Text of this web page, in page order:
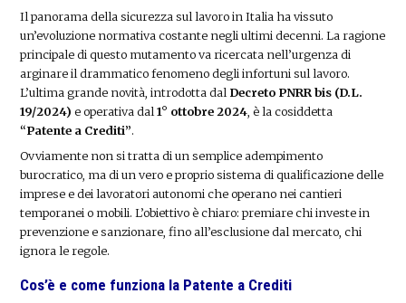
Il panorama della sicurezza sul lavoro in Italia ha vissuto
un’evoluzione normativa costante negli ultimi decenni. La ragione
principale di questo mutamento va ricercata nell’urgenza di
arginare il drammatico fenomeno degli infortuni sul lavoro.
L’ultima grande novità, introdotta dal Decreto PNRR bis (D.L.
19/2024) e operativa dal1° ottobre 2024 , è la cosiddetta
“Patente a Crediti”.
Ovviamente non si tratta di un semplice adempimento
burocratico, ma di un vero e proprio sistema di qualificazione delle
imprese e dei lavoratori autonomi che operano nei cantieri
temporanei o mobili. L’obiettivo è chiaro: premiare chi investe in
prevenzione e sanzionare, fino all’esclusione dal mercato, chi
ignora le regole.
Cos’è e come funziona la Patente a Crediti